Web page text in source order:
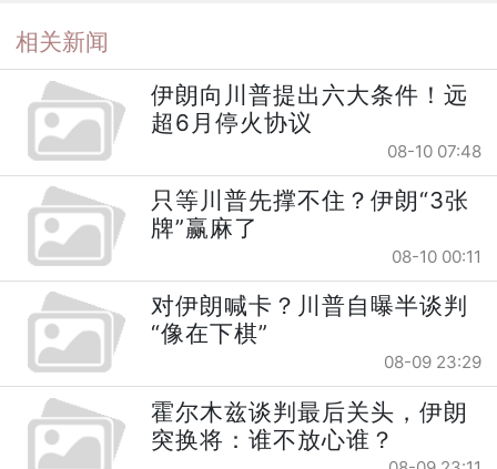
相关新闻
伊朗向川普提出六大条件！远
超6月停火协议
08-10 07:48
只等川普先撑不住？伊朗“3张
牌”赢麻了
08-10 00:11
对伊朗喊卡？川普自曝半谈判
“像在下棋”
08-09 23:29
霍尔木兹谈判最后关头，伊朗
突换将：谁不放心谁？